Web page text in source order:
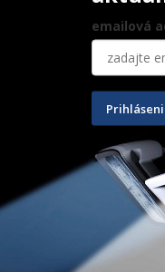
IPS Empress
83,80€–95,40€
Na sklade
1. AKCIA 5 + 2
ZOBRAZIŤ
emailová